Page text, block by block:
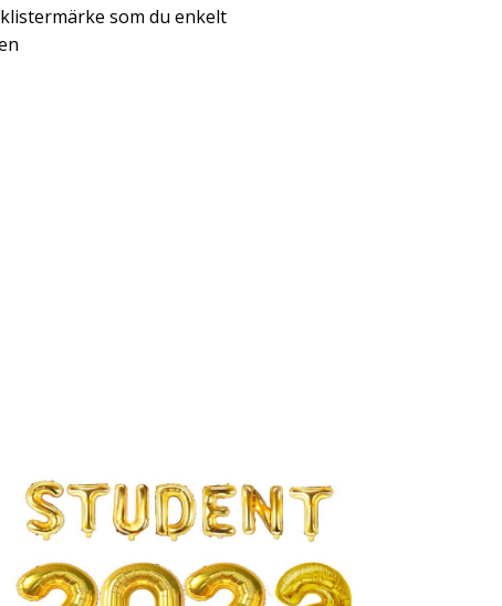
som du enkelt